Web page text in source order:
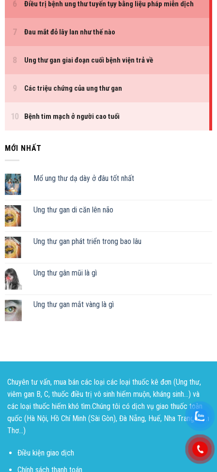
MỚI NHẤT
Mổ ung thư dạ dày ở đâu tốt nhất
Ung thư gan di căn lên não
Ung thư gan phát triển trong bao lâu
Ung thư gân mũi là gì
Ung thư gan mắt vàng là gì
Chuyên tư vấn, mua bán các loại các loại thuốc kê đơn (Ung thư,
viêm gan B, C, thuốc điều trị vô sinh hiếm muộn, kháng sinh...) và
các loại thuốc hiếm khó tìm.Chúng tôi có dịch vụ giao thuốc toàn
quốc (Hà Nội, Hồ Chí Minh (Sài Gòn), Đà Nẵng, Huế, Nha Trang, Cần
Thơ...)
Điều kiện giao dịch
Chính sách thanh toán